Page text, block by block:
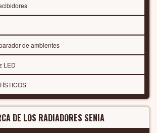
de ambientes
LED
DE LOS RADIADORES SENIA